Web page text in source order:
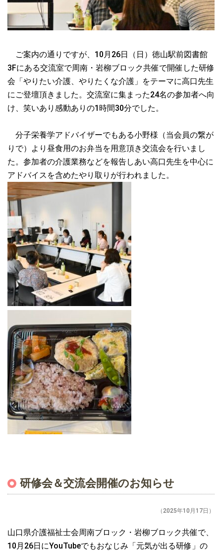
ご案内の通りですが、10月26日（日）徳山駅前図書館
3Fにある交流室で周南・岩柳ブロック共催で開催した研修
会「やりたい介護、やりたくな介護」をテーマに高口先生
にご登壇頂きました。交流室に集まった24名の参加者へ向
け、笑いあり感動ありの1時間30分でした。
分子栄養学アドバイザーでもある小野様（当会員の繋が
りで）より昼食用のお弁当を用意頂き交流会を行いまし
た。参加者の介護業務などを報告しあい高口先生を中心に
アドバイスを含めたやり取りが行われました。
研修会＆交流会開催のお知らせ
（2025年10月17日）
山口県介護福祉士会周南ブロック・岩柳ブロック共催で、
10月26日にYouTubeでもおなじみ「元気が出る研修」の